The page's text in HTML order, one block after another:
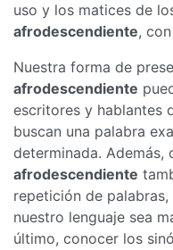
uso y los matices de
afrodescendiente,
Nuestra forma de
afrodescendiente
escritores y hablantes
buscan una palabra
determinada. Además,
afrodescendiente
repetición de
nuestro lenguaje sea
último, conocer los